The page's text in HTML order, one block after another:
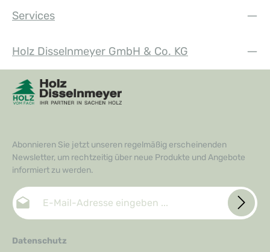
Services
Holz Disselnmeyer GmbH & Co. KG
Abonnieren Sie jetzt unseren regelmäßig erscheinenden
Newsletter, um rechtzeitig über neue Produkte und Angebote
informiert zu werden.
E-Mail-Adresse*
Datenschutz